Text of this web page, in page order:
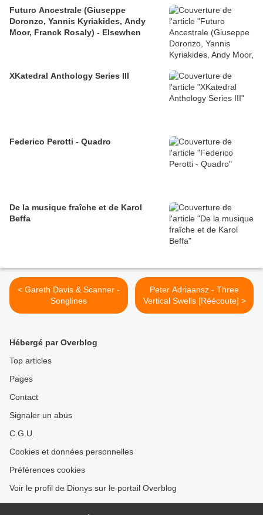
Futuro Ancestrale (Giuseppe
Doronzo, Yannis Kyriakides, Andy
Moor, Franck Rosaly) - Elsewhen
XKatedral Anthology Series III
Federico Perotti - Quadro
De la musique fraîche et de Karol
Beffa
< Gareth Davis & Scanner -
Songlines
Peter Adriaansz - Three
Vertical Swells [Réécoute] >
Hébergé par Overblog
Top articles
Pages
Contact
Signaler un abus
C.G.U.
Cookies et données personnelles
Préférences cookies
Voir le profil de Dionys sur le portail Overblog